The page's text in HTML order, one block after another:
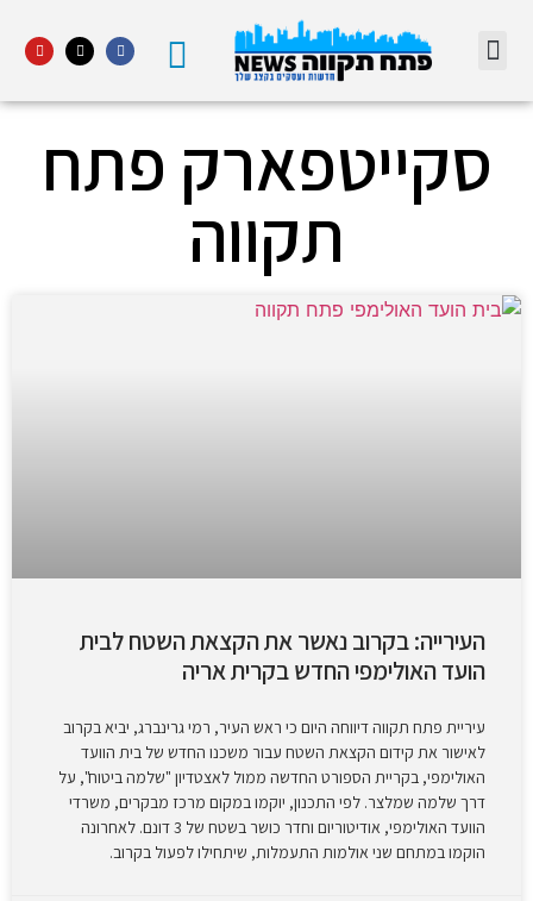
סקייטפארק פתח
תקווה
העירייה: בקרוב נאשר את הקצאת השטח לבית
הועד האולימפי החדש בקרית אריה
עיריית פתח תקווה דיווחה היום כי ראש העיר, רמי גרינברג, יביא בקרוב
לאישור את קידום הקצאת השטח עבור משכנו החדש של בית הוועד
האולימפי, בקריית הספורט החדשה ממול לאצטדיון "שלמה ביטוח", על
דרך שלמה שמלצר. לפי התכנון, יוקמו במקום מרכז מבקרים, משרדי
הוועד האולימפי, אודיטוריום וחדר כושר בשטח של 3 דונם. לאחרונה
הוקמו במתחם שני אולמות התעמלות, שיתחילו לפעול בקרוב.